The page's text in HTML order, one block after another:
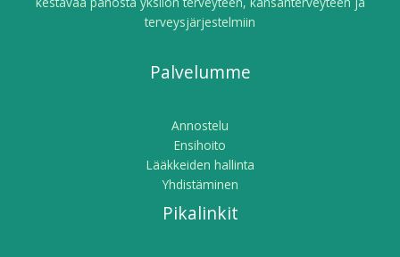
terveysjärjestelmiin
Palvelumme
Annostelu
Ensihoito
Lääkkeiden hallinta
Yhdistäminen
Pikalinkit